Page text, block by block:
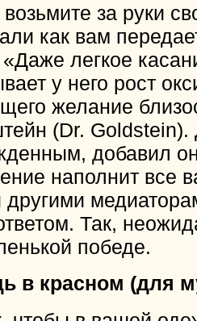
за руки
как вам
легкое
у него рост
желание
(Dr.
добавил
наполнит все
другими
Так,
победе.
в красном (для